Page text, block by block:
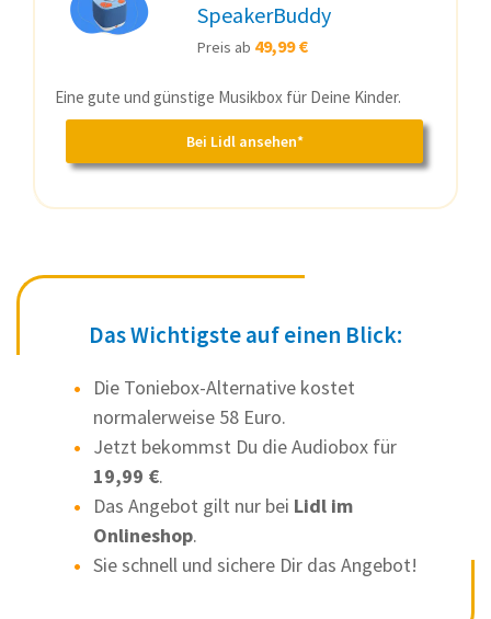
SpeakerBuddy
Preis ab 49,99 €
Eine gute und günstige Musikbox für Deine Kinder.
Bei Lidl ansehen*
Das Wichtigste auf einen Blick:
Die Toniebox-Alternative kostet
normalerweise 58 Euro.
Jetzt bekommst Du die Audiobox für
19,99 €.
Das Angebot gilt nur bei Lidl im
Onlineshop.
Sie schnell und sichere Dir das Angebot!